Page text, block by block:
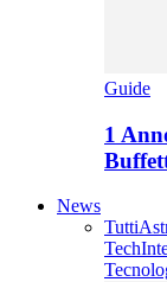
Guide
1
News
Tutti
Tech